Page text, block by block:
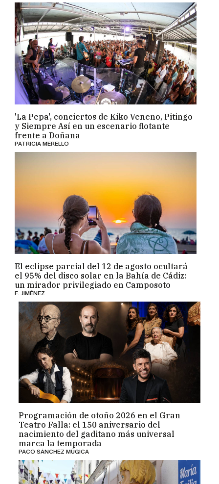
'La Pepa', conciertos de Kiko Veneno, Pitingo
y Siempre Así en un escenario flotante
frente a Doñana
PATRICIA MERELLO
El eclipse parcial del 12 de agosto ocultará
el 95% del disco solar en la Bahía de Cádiz:
un mirador privilegiado en Camposoto
F. JIMÉNEZ
Programación de otoño 2026 en el Gran
Teatro Falla: el 150 aniversario del
nacimiento del gaditano más universal
marca la temporada
PACO SÁNCHEZ MÚGICA